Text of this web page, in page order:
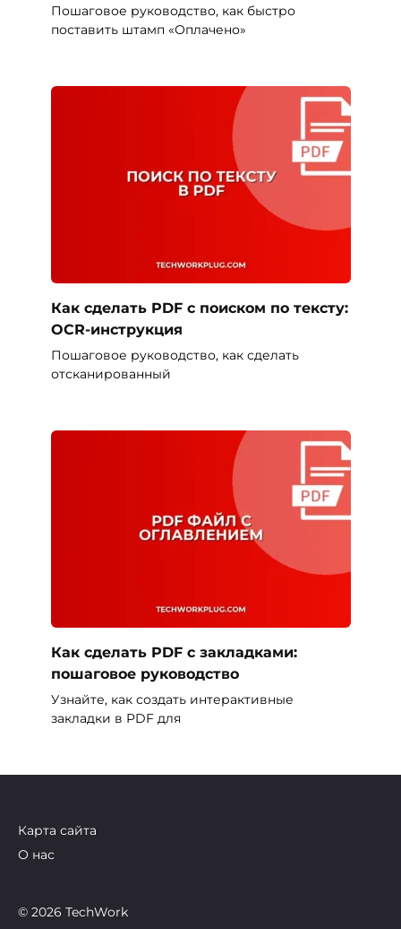
Пошаговое руководство, как быстро
поставить штамп «Оплачено»
Как сделать PDF с поиском по тексту:
OCR-инструкция
Пошаговое руководство, как сделать
отсканированный
Как сделать PDF с закладками:
пошаговое руководство
Узнайте, как создать интерактивные
закладки в PDF для
Карта сайта
О нас
© 2026 TechWork